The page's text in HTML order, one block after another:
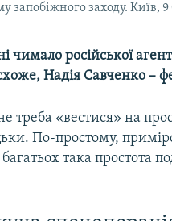
запобіжного заходу. Київ,
чимало російської
Надія Савченко –
треба «вестися» на
По-простому,
така простота